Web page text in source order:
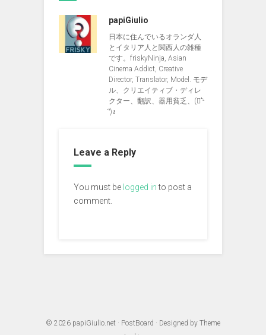
papiGiulio
日本に住んでいるオランダ人
とイタリア人と関西人の雑種
です。friskyNinja, Asian
Cinema Addict, Creative
Director, Translator, Model. モデ
ル、クリエイティブ・ディレ
クター、翻訳、器用貧乏、(ง︡'-
'︠)ง
Leave a Reply
You must be logged into post a
comment.
© 2026 papiGiulio.net · PostBoard · Designed by Theme